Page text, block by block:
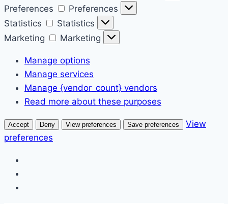
Preferences
Preferences
Statistics
Statistics
Marketing
Marketing
Manage options
Manage services
Manage {vendor_count} vendors
Read more about these purposes
Accept Deny View preferences Save preferences
View
preferences